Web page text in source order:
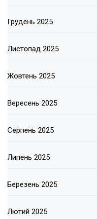
Грудень 2025
Листопад 2025
Жовтень 2025
Вересень 2025
Серпень 2025
Липень 2025
Березень 2025
Лютий 2025